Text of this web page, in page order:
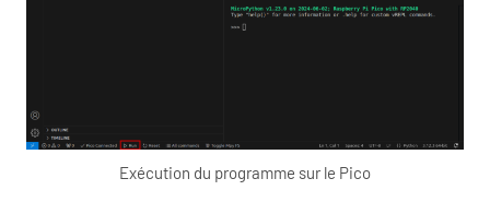
Exécution du programme sur le Pico